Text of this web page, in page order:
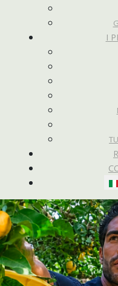
I
Seleziona la tua